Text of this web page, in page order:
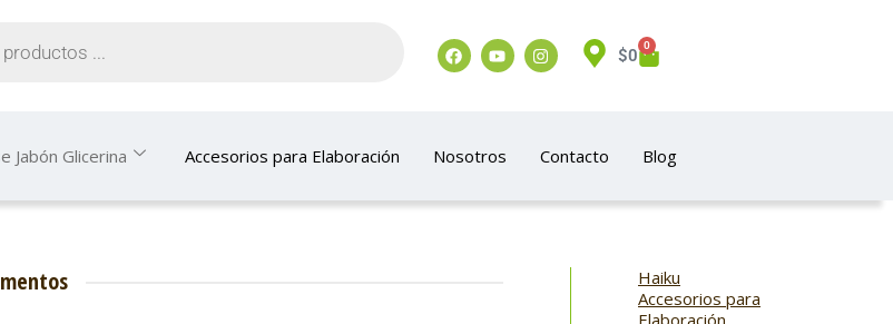
$0 0
Jabón Glicerina Accesorios para Elaboración Nosotros Contacto Blog
Haiku
Accesorios para
Elaboración